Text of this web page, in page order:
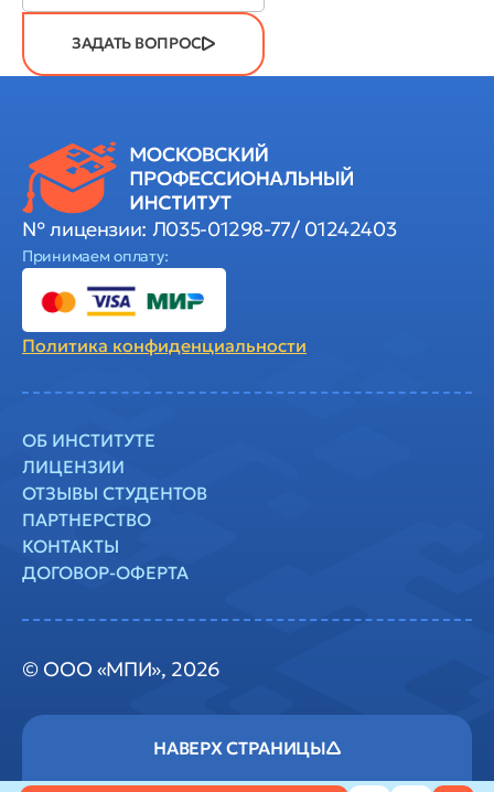
ЗАДАТЬ ВОПРОС
№ лицензии: Л035-01298-77/ 01242403
Принимаем оплату:
Политика конфиденциальности
© ООО «МПИ», 2026
ОБ ИНСТИТУТЕ
ЛИЦЕНЗИИ
ОТЗЫВЫ СТУДЕНТОВ
ПАРТНЕРСТВО
КОНТАКТЫ
ДОГОВОР-ОФЕРТА